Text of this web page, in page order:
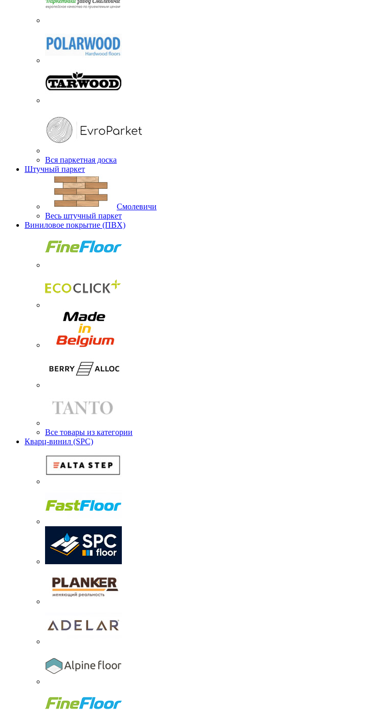
Вся паркетная доска
Штучный паркет
Смолевичи
Весь штучный паркет
Виниловое покрытие (ПВХ)
Все товары из категории
Кварц-винил (SPC)